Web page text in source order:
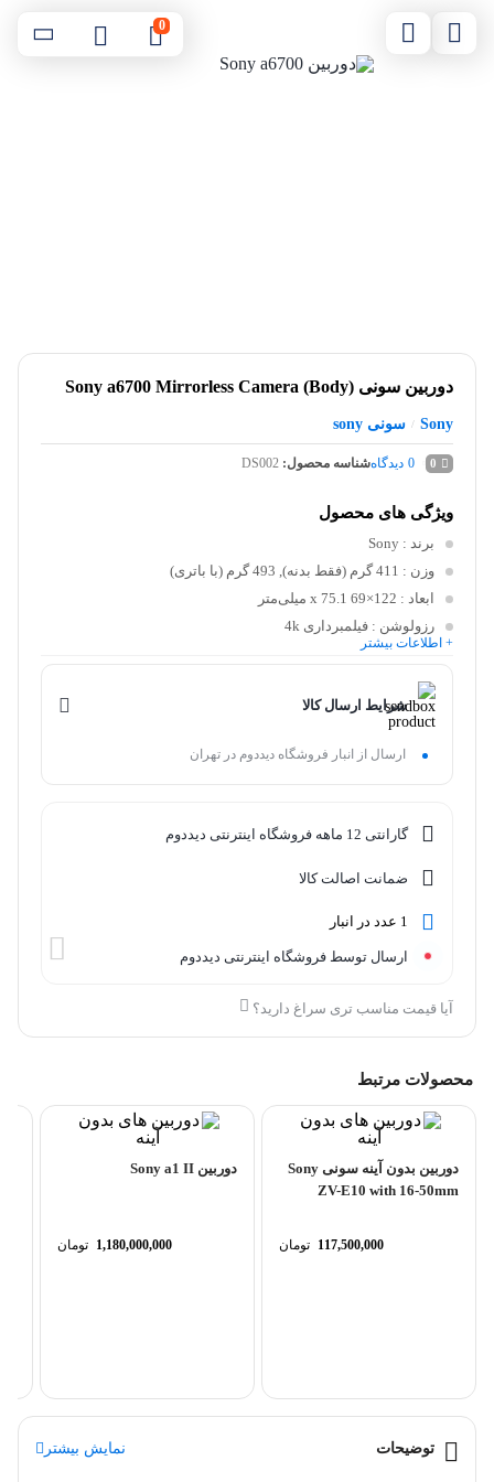
0
دوربین سونی Sony a6700 Mirrorless Camera (Body)
Sony
/ سونی sony
0
0 دیدگاهشناسه محصول: DS002
ویژگی های محصول
برند : Sony
وزن : 411 گرم (فقط بدنه), 493 گرم (با باتری)
ابعاد : 122×69 x 75.1 میلی‌متر
رزولوشن : فیلمبرداری 4k
رزولوشن اصلی
نقاط فوکوس
+ اطلاعات بیشتر
شرایط ارسال کالا
ارسال از انبار فروشگاه دیددوم در تهران
گارانتی 12 ماهه فروشگاه اینترنتی دیددوم
ضمانت اصالت کالا
1 عدد در انبار
ارسال توسط فروشگاه اینترنتی دیددوم
آیا قیمت مناسب تری سراغ دارید؟
محصولات مرتبط
دوربین بدون آینه سونی Sony
ZV-E10 with 16-50mm
117,500,000 تومان
دوربین Sony a1 II
1,180,000,000 تومان
توضیحات نمایش بیشتر